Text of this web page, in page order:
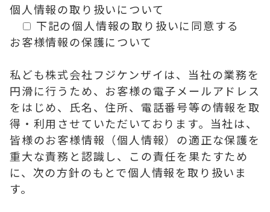
個人情報の取り扱いについて
下記の個人情報の取り扱いに同意する
お客様情報の保護について
私ども株式会社フジケンザイは、当社の業務を
円滑に行うため、お客様の電子メールアドレス
をはじめ、氏名、住所、電話番号等の情報を取
得・利用させていただいております。当社は、
皆様のお客様情報（個人情報）の適正な保護を
重大な責務と認識し、この責任を果たすため
に、次の方針のもとで個人情報を取り扱いま
す。